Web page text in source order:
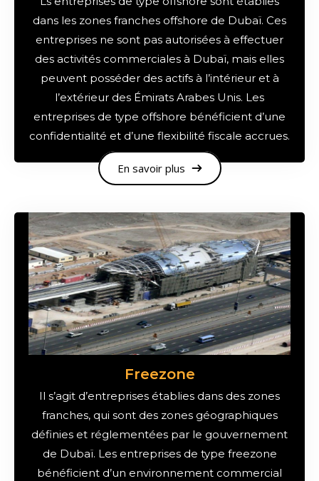
dans les zones franches offshore de Dubaï. Ces
entreprises ne sont pas autorisées à effectuer
des activités commerciales à Dubaï, mais elles
peuvent posséder des actifs à l’intérieur et à
l’extérieur des Émirats Arabes Unis. Les
entreprises de type offshore bénéficient d’une
confidentialité et d’une flexibilité fiscale accrues.
En savoir plus
Freezone
Il s’agit d’entreprises établies dans des zones
franches, qui sont des zones géographiques
définies et réglementées par le gouvernement
de Dubaï. Les entreprises de type freezone
bénéficient d’un environnement commercial